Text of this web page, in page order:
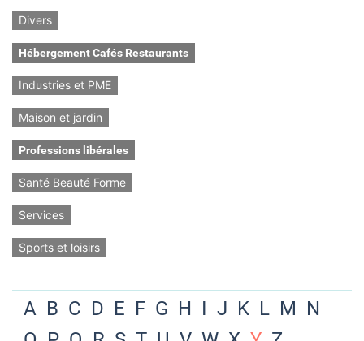
Divers
Hébergement Cafés Restaurants
Industries et PME
Maison et jardin
Professions libérales
Santé Beauté Forme
Services
Sports et loisirs
A B C D E F G H I J K L M N